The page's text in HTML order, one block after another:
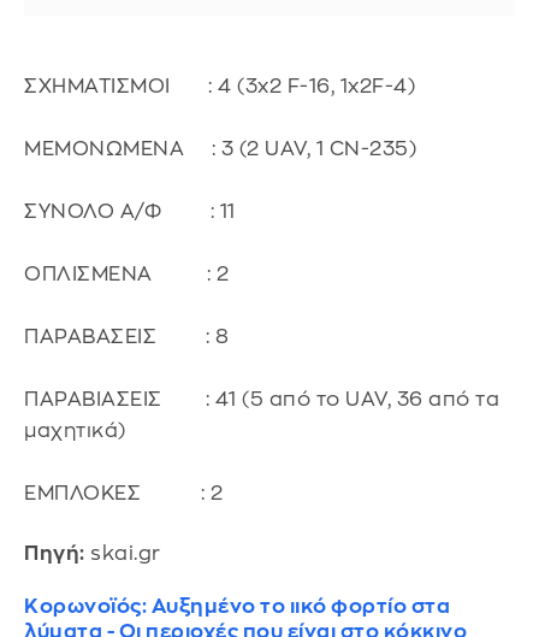
ΣΧΗΜΑΤΙΣΜΟΙ : 4 (3x2 F-16, 1x2F-4)
ΜΕΜΟΝΩΜΕΝΑ : 3 (2 UAV, 1 CN-235)
ΣΥΝΟΛΟ Α/Φ : 11
ΟΠΛΙΣΜΕΝΑ : 2
ΠΑΡΑΒΑΣΕΙΣ : 8
ΠΑΡΑΒΙΑΣΕΙΣ : 41 (5 από το UAV, 36 από τα
μαχητικά)
ΕΜΠΛΟΚΕΣ : 2
Πηγή: skai.gr
Κορωνοϊός: Αυξημένο το ιικό φορτίο στα
λύματα - Οι περιοχές που είναι στο κόκκινο